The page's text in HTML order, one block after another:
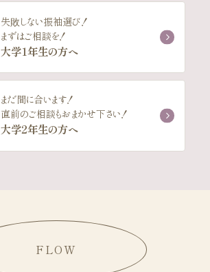
失敗しない振袖選び！
まずはご相談を！
大学1年生の方へ
まだ間に合います！
直前のご相談もおまかせ下さい！
大学2年生の方へ
FLOW